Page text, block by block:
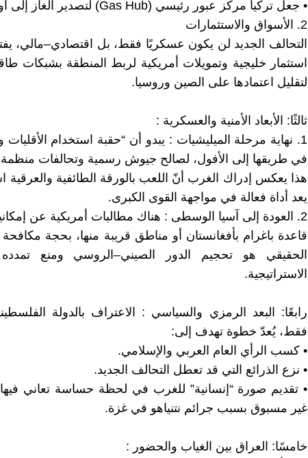
• جعل تركيا مركز عبور رئيسي (Gas Hub) لتصدير الغاز إلى أوروبا.
2. الأسواق والاستثمارات
التحالف الجديد لن يكون عسكريًا فقط، بل اقتصادي–مالي،
استثمار خليجية وتمويلات أمريكية لربط المنطقة بشبكات
لتقليل اعتمادها على الصين وروسيا.
ثالثًا: الأبعاد الأمنية والعسكرية :
1. نهاية مرحلة الميليشيات : يبدو أن “حقبة استخدام
في طريقها إلى الأفول، لصالح جيوش رسمية وتحالفات
هذا يعكس إدراك الغرب أنّ اللعب بالورقة الطائفية والعرقية
يعد أداة فعالة في مواجهة القوى الكبرى.
2. العودة إلى آسيا الوسطى : هناك مطالبات أمريكية عن
قاعدة باغرام بأفغانستان أو مناطق قريبة منها، بحجة
الحقيقي هو تحجيم الدور الصيني–الروسي ومنع
الاستراتيجية.
رابعًا: البعد الرمزي والسياسي : الاعتراف بالدولة
فقط، يُعدّ خطوة تهدف إلى:
• كسب الرأي العام العربي والإسلامي.
• نزع الذرائع التي قد تعطل التحالف الجديد.
• تقديم صورة “إنسانية” للغرب في لحظة حساسة تعاني
غير مسبوق بسبب جرائم نتنياهو في غزة.
خامسًا: العراق بين الغياب والحضور :